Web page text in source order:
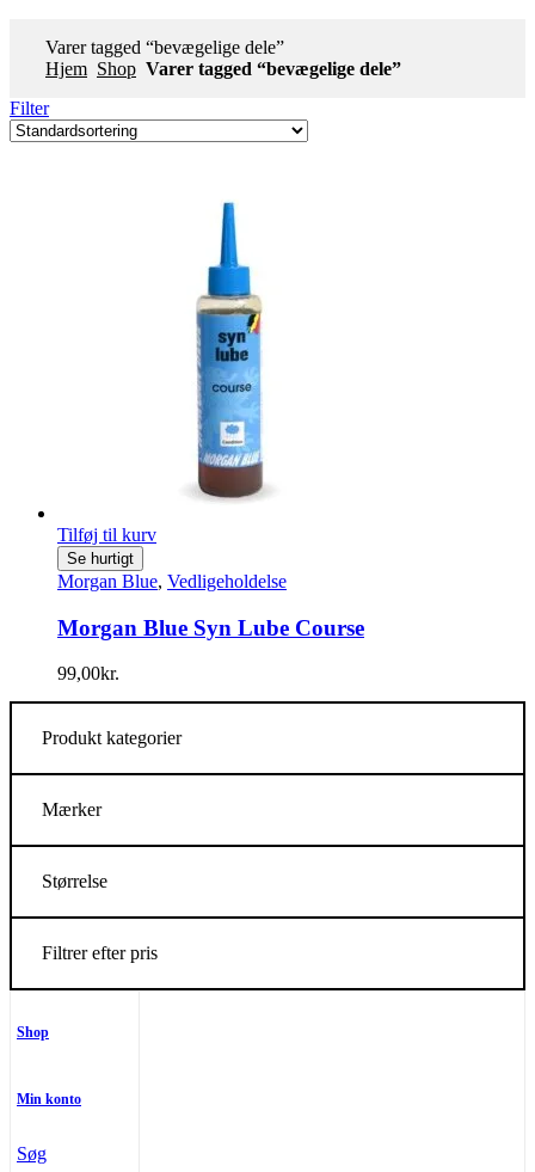
Varer tagged “bevægelige dele”
Hjem Shop Varer tagged “bevægelige dele”
Filter
Tilføj til kurv
Se hurtigt
Morgan Blue, Vedligeholdelse
Morgan Blue Syn Lube Course
99,00kr.
Produkt kategorier
Mærker
Størrelse
Filtrer efter pris
Shop
Min konto
Søg